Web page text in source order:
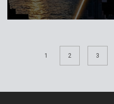
1 2 3